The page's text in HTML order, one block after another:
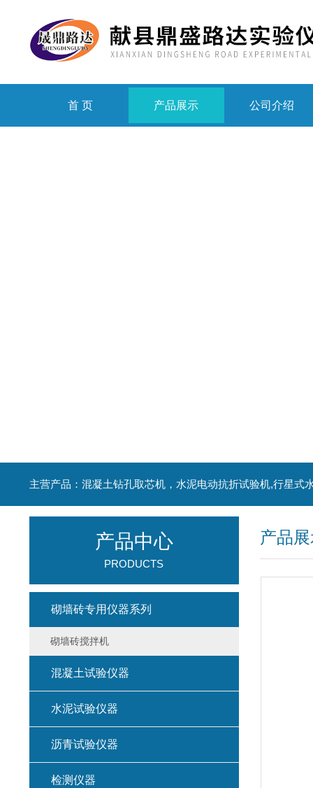
首 页 产品展示 公司介绍
产品
产品中心
PRODUCTS
砌墙砖专用仪器系列
砌墙砖搅拌机
混凝土试验仪器
水泥试验仪器
沥青试验仪器
检测仪器